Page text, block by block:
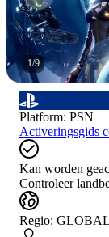
1/9
Platform: PSN
Activeringsgids
Kan worden
Controleer
Regio: GLOBAL